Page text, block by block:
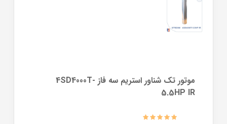
موتور تک شناور استريم سه فاز 4SD4000T-
5.5HP IR